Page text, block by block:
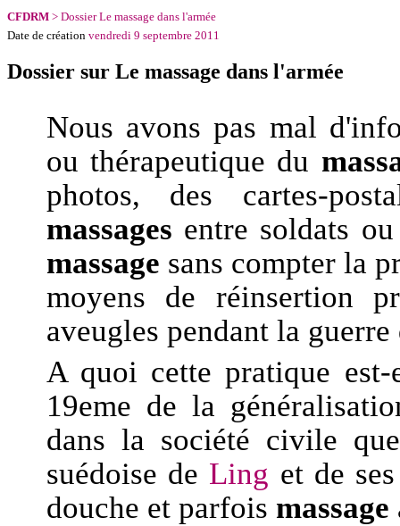
CFDRM > DossierLe massage dans l'armée
Date de création vendredi 9 septembre 2011
Dossier sur Le massage dans l'armée
Nous avons pas mal
ou thérapeutique du
photos, des cartes-
massages entre soldats
massage sans compter la
moyens de réinsertion
aveugles pendant la
A quoi cette pratique
19eme de la
dans la société civile
suédoise de Ling et de
douche et parfois massage